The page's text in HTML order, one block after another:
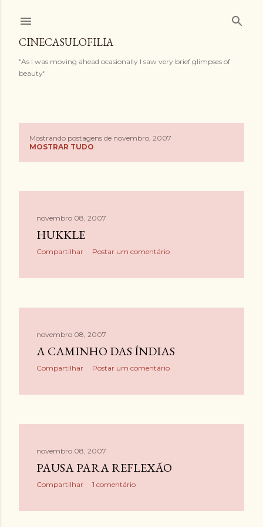
CINECASULOFILIA
"As I was moving ahead ocasionally I saw very brief glimpses of
beauty"
s
n
Mostrando postagens de novembro, 2007
MOSTRAR TUDO
novembro 08, 2007
HUKKLE
Compartilhar Postar um comentário
novembro 08, 2007
A CAMINHO DAS ÍNDIAS
Compartilhar Postar um comentário
novembro 08, 2007
PAUSA PARA REFLEXÃO
Compartilhar 1 comentário